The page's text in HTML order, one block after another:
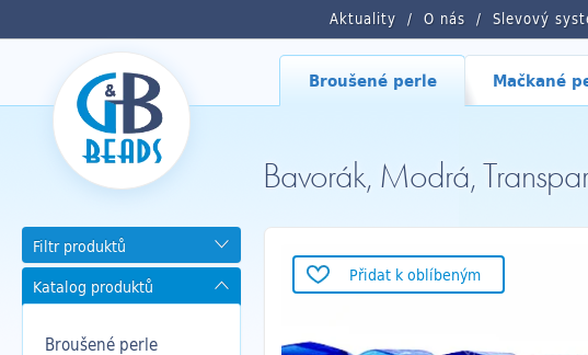
Aktuality O nás Slevový
Broušené perle Mačkané
Bavorák, Modrá,
Filtr produktů
Katalog produktů
Broušené perle
Přidat k oblíbeným